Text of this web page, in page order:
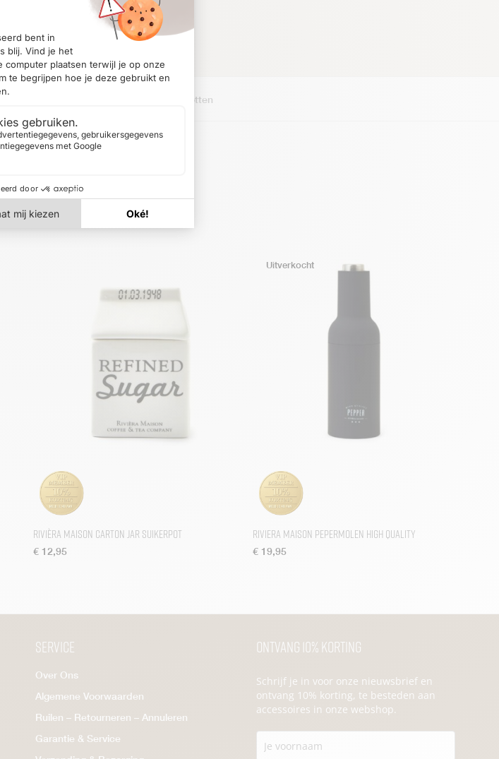
Voorraadpotten
Rivièra Maison Carton Jar Suikerpot
€ 12,95
Riviera Maison Pepermolen High Quality
€ 19,95
Service
Over Ons
Algemene Voorwaarden
Ruilen – Retourneren – Annuleren
Garantie & Service
Ontvang 10% korting
Schrijf je in voor onze nieuwsbrief en
ontvang 10% korting, te besteden aan
accessoires in onze webshop.